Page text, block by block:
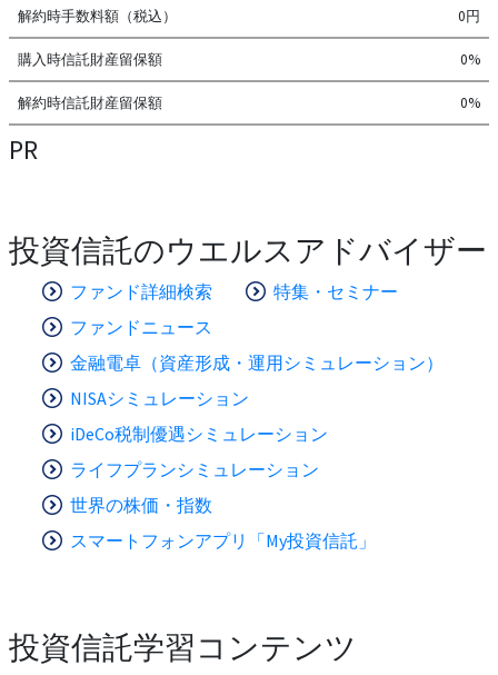
解約時手数料額（税込） 0円
購入時信託財産留保額 0%
解約時信託財産留保額 0%
PR
投資信託のウエルスアドバイザー
ファンド詳細検索
特集・セミナー
ファンドニュース
金融電卓（資産形成・運用シミュレーション）
NISAシミュレーション
iDeCo税制優遇シミュレーション
ライフプランシミュレーション
世界の株価・指数
スマートフォンアプリ「My投資信託」
投資信託学習コンテンツ